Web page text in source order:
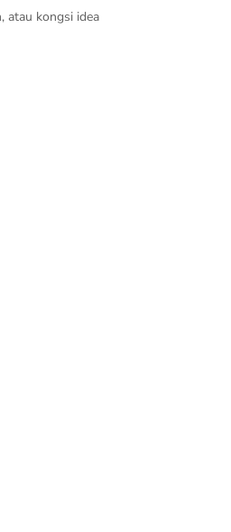
atau kongsi idea